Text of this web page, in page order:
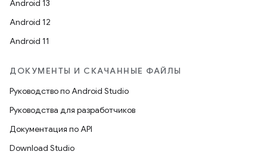
Android 13
Android 12
Android 11
ДОКУМЕНТЫ И СКАЧАННЫЕ ФАЙЛЫ
Руководство по Android Studio
Руководства для разработчиков
Документация по API
Download Studio